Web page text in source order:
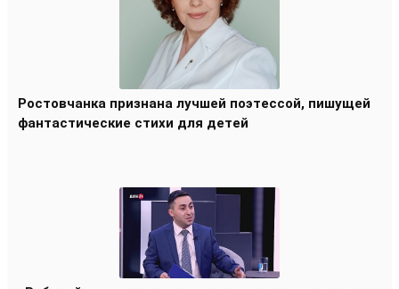
Ростовчанка признана лучшей поэтессой, пишущей
фантастические стихи для детей